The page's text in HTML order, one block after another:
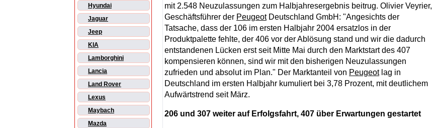
Hyundai
Jaguar
Jeep
KIA
Lamborghini
Lancia
Land Rover
Lexus
Maybach
Mazda
mit 2.548 Neuzulassungen zum Halbjahresergebnis beitrug. Olivier Veyrier,
Geschäftsführer der PeugeotDeutschland GmbH: "Angesichts der
Tatsache, dass der 106 im ersten Halbjahr 2004 ersatzlos in der
Produktpalette fehlte, der 406 vor der Ablösung stand und wir die dadurch
entstandenen Lücken erst seit Mitte Mai durch den Marktstart des 407
kompensieren können, sind wir mit den bisherigen Neuzulassungen
zufrieden und absolut im Plan." Der Marktanteil von Peugeotlag in
Deutschland im ersten Halbjahr kumuliert bei 3,78 Prozent, mit deutlichem
Aufwärtstrend seit März.
206 und 307 weiter auf Erfolgsfahrt, 407 über Erwartungen gestartet